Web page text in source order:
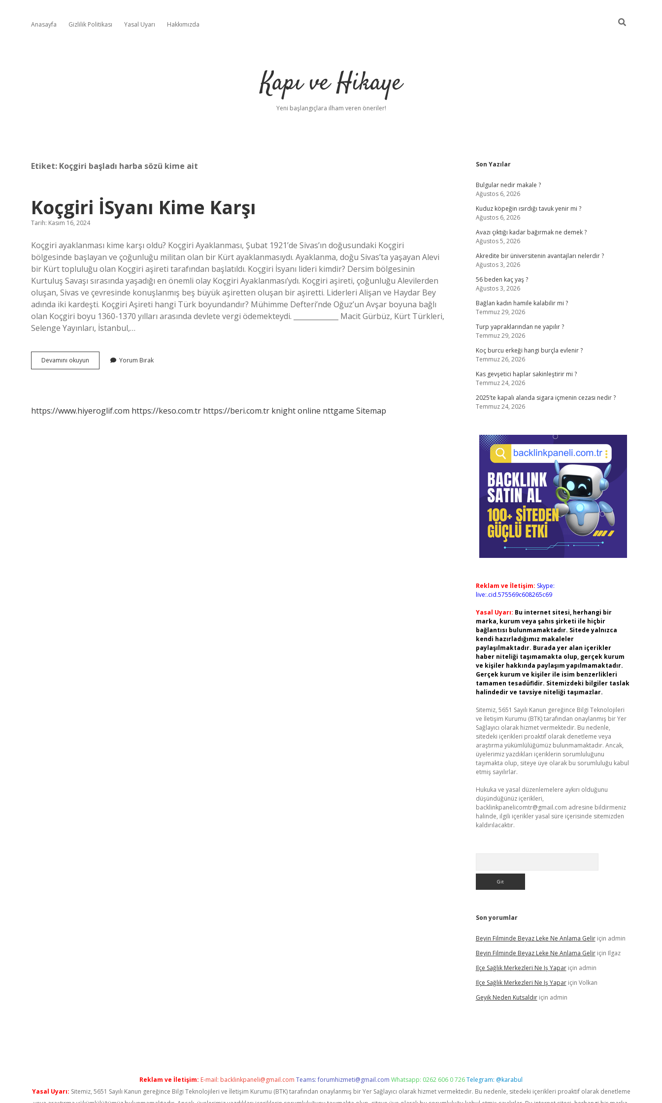
Anasayfa Gizlilik Politikası Yasal Uyarı Hakkımızda
Kapı ve Hikaye
Yeni başlangıçlara ilham veren öneriler!
Etiket: Koçgiri başladı harba sözü kime ait
Koçgiri İSyanı Kime Karşı
Tarih: Kasım 16, 2024
Koçgiri ayaklanması kime karşı oldu? Koçgiri Ayaklanması, Şubat 1921’de Sivas’ın doğusundaki Koçgiri
bölgesinde başlayan ve çoğunluğu militan olan bir Kürt ayaklanmasıydı. Ayaklanma, doğu Sivas’ta yaşayan Alevi
bir Kürt topluluğu olan Koçgiri aşireti tarafından başlatıldı. Koçgiri İsyanı lideri kimdir? Dersim bölgesinin
Kurtuluş Savaşı sırasında yaşadığı en önemli olay Koçgiri Ayaklanması’ydı. Koçgiri aşireti, çoğunluğu Alevilerden
oluşan, Sivas ve çevresinde konuşlanmış beş büyük aşiretten oluşan bir aşiretti. Liderleri Alişan ve Haydar Bey
adında iki kardeşti. Koçgiri Aşireti hangi Türk boyundandır? Mühimme Defteri’nde Oğuz’un Avşar boyuna bağlı
olan Koçgiri boyu 1360-1370 yılları arasında devlete vergi ödemekteydi. _____________ Macit Gürbüz, Kürt Türkleri,
Selenge Yayınları, İstanbul,…
Devamını okuyun
İSyanı
Yorum Bırak
https://www.hiyeroglif.com https://keso.com.tr https://beri.com.tr knight online nttgame Sitemap
Sidebar
Son Yazılar
Bulgular nedir makale ?
Ağustos 6, 2026
Kuduz köpeğin ısırdığı tavuk yenir mi ?
Ağustos 6, 2026
Avazı çıktığı kadar bağırmak ne demek ?
Ağustos 5, 2026
Akredite bir üniversitenin avantajları nelerdir ?
Ağustos 3, 2026
56 beden kaç yaş ?
Ağustos 3, 2026
Bağlan kadın hamile kalabilir mi ?
Temmuz 29, 2026
Turp yapraklarından ne yapılır ?
Temmuz 29, 2026
Koç burcu erkeği hangi burçla evlenir ?
Temmuz 26, 2026
Kas gevşetici haplar sakinleştirir mi ?
Temmuz 24, 2026
2025’te kapalı alanda sigara içmenin cezası nedir ?
Temmuz 24, 2026
Reklam ve İletişim: Skype:
live:.cid.575569c608265c69
Yasal Uyarı: Bu internet sitesi, herhangi bir
marka, kurum veya şahıs şirketi ile hiçbir
bağlantısı bulunmamaktadır. Sitede yalnızca
kendi hazırladığımız makaleler
paylaşılmaktadır. Burada yer alan içerikler
haber niteliği taşımamakta olup, gerçek kurum
ve kişiler hakkında paylaşım yapılmamaktadır.
Gerçek kurum ve kişiler ile isim benzerlikleri
tamamen tesadüfidir. Sitemizdeki bilgiler taslak
halindedir ve tavsiye niteliği taşımazlar.
Sitemiz, 5651 Sayılı Kanun gereğince Bilgi Teknolojileri
ve İletişim Kurumu (BTK) tarafından onaylanmış bir Yer
Sağlayıcı olarak hizmet vermektedir. Bu nedenle,
sitedeki içerikleri proaktif olarak denetleme veya
araştırma yükümlülüğümüz bulunmamaktadır. Ancak,
üyelerimiz yazdıkları içeriklerin sorumluluğunu
taşımakta olup, siteye üye olarak bu sorumluluğu kabul
etmiş sayılırlar.
Hukuka ve yasal düzenlemelere aykırı olduğunu
düşündüğünüz içerikleri,
backlinkpanelicomtr@gmail.com adresine bildirmeniz
halinde, ilgili içerikler yasal süre içerisinde sitemizden
kaldırılacaktır.
Son yorumlar
Beyin Filminde Beyaz Leke Ne Anlama Geliriçin admin
Beyin Filminde Beyaz Leke Ne Anlama Geliriçin Ilgaz
Ilçe Sağlık Merkezleri Ne Iş Yapariçin admin
Ilçe Sağlık Merkezleri Ne Iş Yapariçin Volkan
Geyik Neden Kutsaldıriçin admin
Reklam ve İletişim: E-mail: backlinkpaneli@gmail.com Teams:forumhizmeti@gmail.com Whatsapp: 0262 606 0 726Telegram: @karabul
Yasal Uyarı: Sitemiz, 5651 Sayılı Kanun gereğince Bilgi Teknolojileri ve İletişim Kurumu (BTK) tarafından onaylanmış bir Yer Sağlayıcı olarak hizmet vermektedir. Bu nedenle, sitedeki içerikleri proaktif olarak denetleme